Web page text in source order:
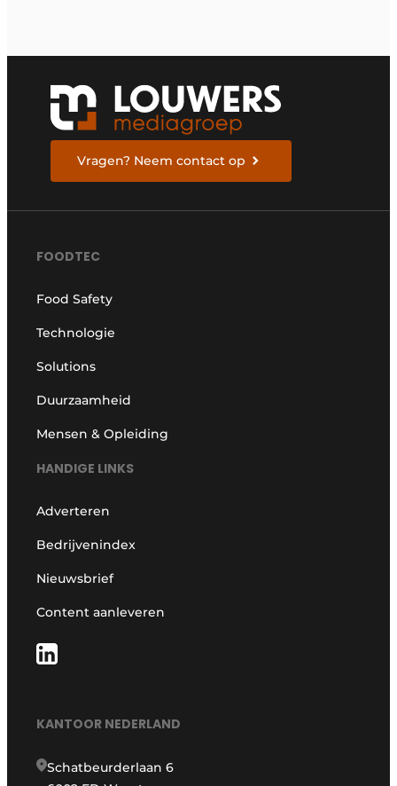
Vragen? Neem contact op
FOODTEC
Food Safety
Technologie
Solutions
Duurzaamheid
Mensen & Opleiding
HANDIGE LINKS
Adverteren
Bedrijvenindex
Nieuwsbrief
Content aanleveren
KANTOOR NEDERLAND
Schatbeurderlaan 6